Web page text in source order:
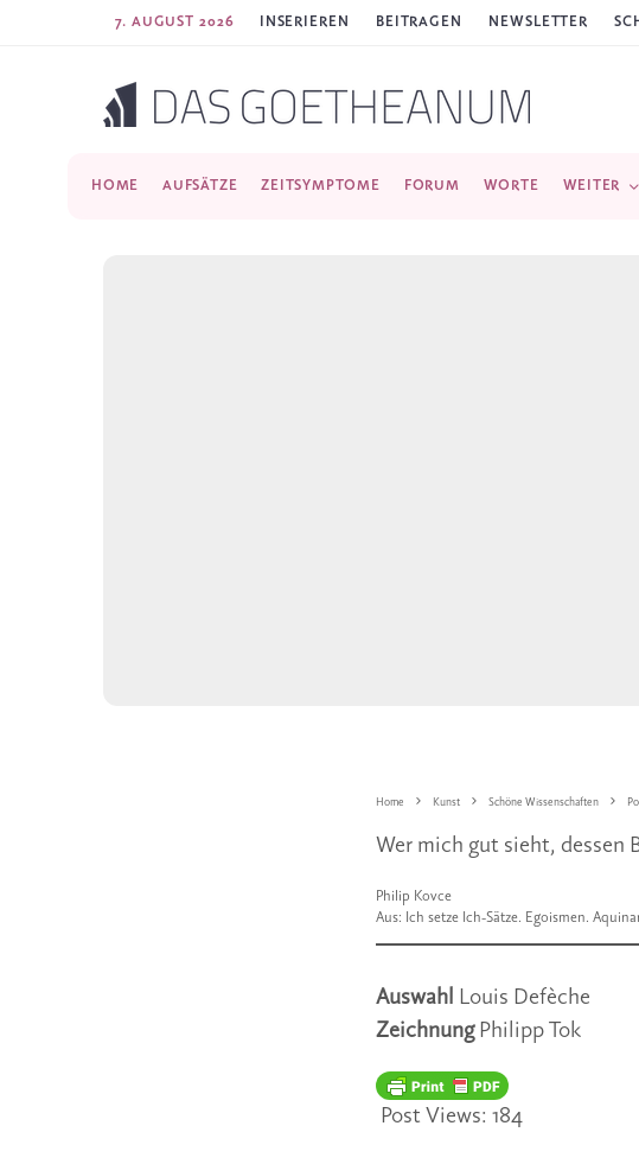
7. AUGUST 2026 INSERIEREN BEITRAGEN NEWSLETTER
HOME AUFSÄTZE ZEITSYMPTOME FORUM WORTE WEITER
Home Kunst Schöne Wissenschaften
Wer mich gut sieht, dessen
Philip Kovce
Aus: Ich setze Ich-Sätze. Egoismen.
Auswahl Louis Defèche
ZeichnungPhilipp Tok
Post Views: 184